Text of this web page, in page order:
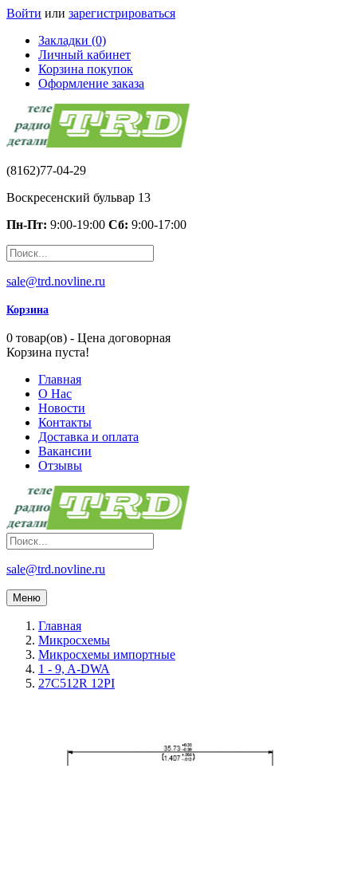
Войти или зарегистрироваться
Закладки (0)
Личный кабинет
Корзина покупок
Оформление заказа
(8162)77-04-29
Воскресенский бульвар 13
Пн-Пт: 9:00-19:00 Сб: 9:00-17:00
sale@trd.novline.ru
Корзина
0 товар(ов) - Цена договорная
Корзина пуста!
Главная
О Нас
Новости
Контакты
Доставка и оплата
Вакансии
Отзывы
sale@trd.novline.ru
Меню
Главная
Микросхемы
Микросхемы импортные
1 - 9, A-DWA
27C512R 12PI